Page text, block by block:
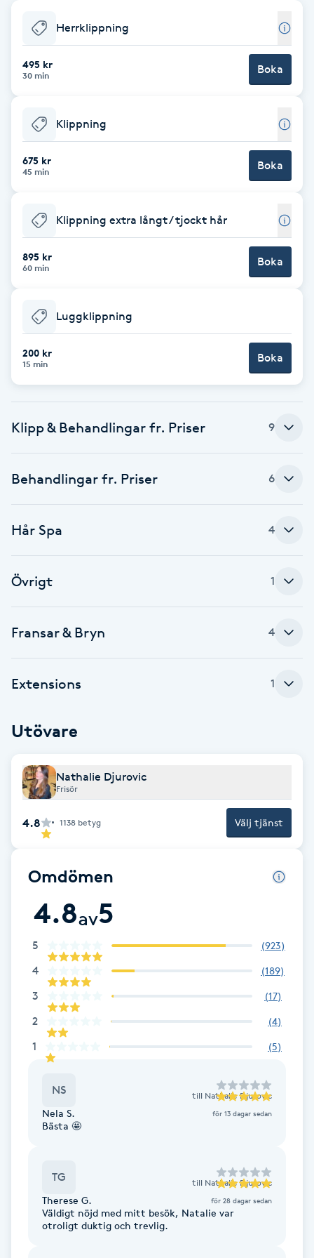
Babylights
Balayage
Barber
BIAB
Blowout
Brynfärgning
Bröllopsuppsättning
C
Coachning
Color correction
Cryoterapi
D
Damklippning
Dermapen
Diamantslipning
Enzympeeling
Extensions borttagning
Eyeliner-tatuering
Face framing
Faceliftmassage
Fettreducering
Fotmassage
Herrklippning
495 kr
30 min Boka
Klippning
675 kr
45 min Boka
Klippning extra långt / tjockt hår
895 kr
60 min Boka
Luggklippning
200 kr
15 min Boka
Klipp & Behandlingar fr. Priser 9
Behandlingar fr. Priser 6
Hår Spa 4
Övrigt 1
Fransar & Bryn 4
Extensions 1
Utövare
Nathalie Djurovic
Frisör
4.8 1138 betyg Välj tjänst
Omdömen
4.8av5
5 (923)
4 (189)
3 (17)
2 (4)
1 (5)
NS till Nathalie Djurovic
Nela S. för 13 dagar sedan
Bästa 🤩
TG till Nathalie Djurovic
Therese G. för 28 dagar sedan
Väldigt nöjd med mitt besök, Natalie var
otroligt duktig och trevlig.